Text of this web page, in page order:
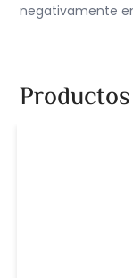
negativamente